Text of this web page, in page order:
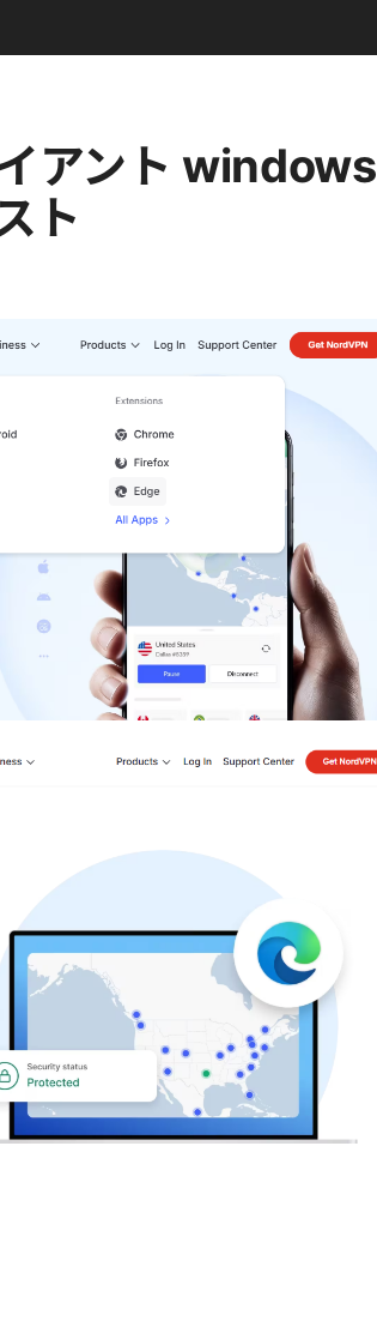
アント windows
ト